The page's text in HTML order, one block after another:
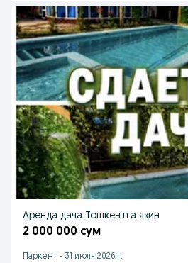
Аренда дача Тошкентга яқин
2 000 000 сум
Паркент - 31 июля 2026 г.